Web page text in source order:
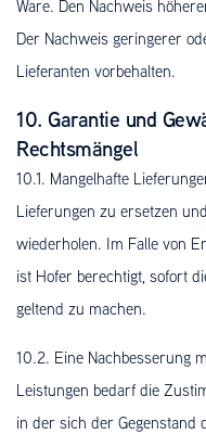
Ware. Den Nachweis
Der Nachweis geringerer
Lieferanten vorbehalten.
10. Garantie und
Rechtsmängel
10.1. Mangelhafte
Lieferungen zu ersetzen
wiederholen. Im Falle von
ist Hofer berechtigt, sofort
geltend zu machen.
10.2. Eine Nachbesserung
Leistungen bedarf die
in der sich der Gegenstand